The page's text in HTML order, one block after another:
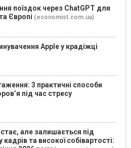
поїздок через ChatGPT для
Європі (economist.com.ua)
Apple у крадіжці
3 практичні способи
під час стресу
але залишається під
та високої собівартості: